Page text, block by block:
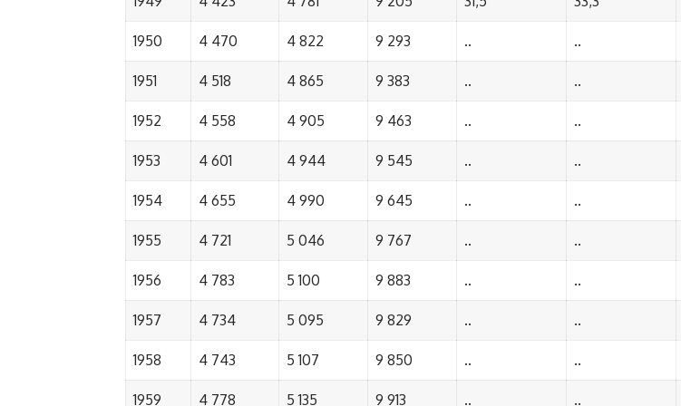
1950 4 470 4 822 9 293 .. ..
1951 4 518 4 865 9 383 .. ..
1952 4 558 4 905 9 463 .. ..
1953 4 601 4 944 9 545 .. ..
1954 4 655 4 990 9 645 .. ..
1955 4 721 5 046 9 767 .. ..
1956 4 783 5 100 9 883 .. ..
1957 4 734 5 095 9 829 .. ..
1958 4 743 5 107 9 850 .. ..
1959 4 778 5 135 9 913 .. ..